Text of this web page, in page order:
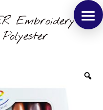
Embroidery